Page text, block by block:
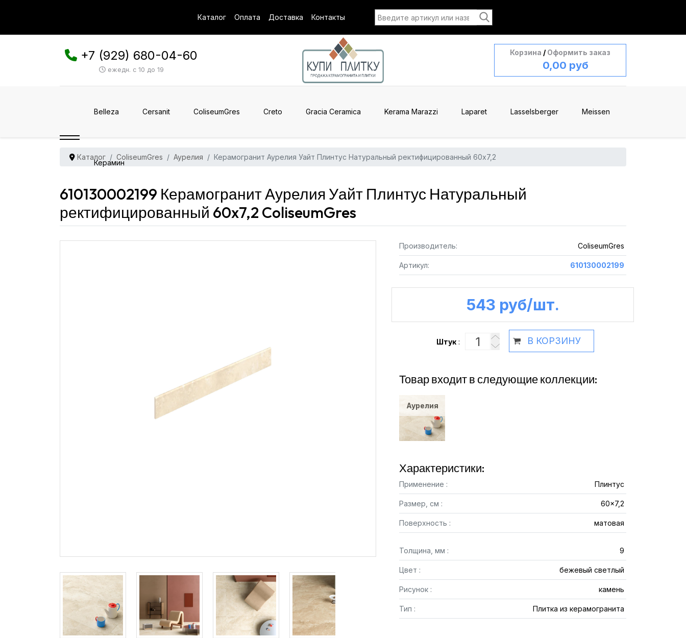
Каталог Оплата Доставка Контакты
+7 (929) 680-04-60
ежедн. с 10 до 19
Корзина / Оформить заказ
0,00 руб
Belleza Cersanit ColiseumGres Creto Gracia Ceramica Kerama Marazzi Laparet Lasselsberger Meissen
Керамин
Каталог ColiseumGres Аурелия Керамогранит Аурелия Уайт Плинтус Натуральный ректифицированный 60x7,2
610130002199 Керамогранит Аурелия Уайт Плинтус Натуральный
ректифицированный 60x7,2 ColiseumGres
Производитель: ColiseumGres
Артикул: 610130002199
543 руб /шт.
Штук : В КОРЗИНУ
Товар входит в следующие коллекции:
Аурелия
Характеристики:
Применение : Плинтус
Размер, см : 60x7,2
Поверхность : матовая
Толщина, мм : 9
Цвет : бежевый светлый
Рисунок : камень
Тип : Плитка из керамогранита